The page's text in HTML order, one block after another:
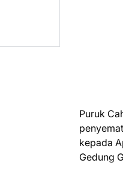
Puruk
kepada
Gedung